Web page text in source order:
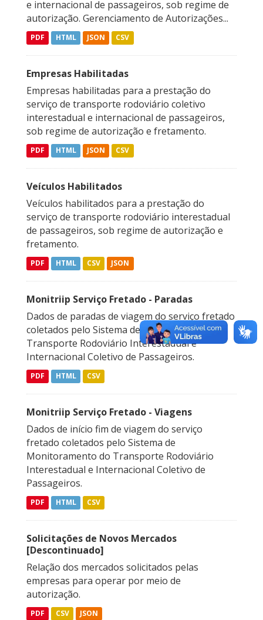
e internacional de passageiros, sob regime de
autorização. Gerenciamento de Autorizações...
PDF HTML JSON CSV
Empresas Habilitadas
Empresas habilitadas para a prestação do
serviço de transporte rodoviário coletivo
interestadual e internacional de passageiros,
sob regime de autorização e fretamento.
PDF HTML JSON CSV
Veículos Habilitados
Veículos habilitados para a prestação do
serviço de transporte rodoviário interestadual
de passageiros, sob regime de autorização e
fretamento.
PDF HTML CSV JSON
Monitriip Serviço Fretado - Paradas
Dados de paradas de viagem do serviço fretado
coletados pelo Sistema de Monitoramento do
Transporte Rodoviário Interestadual e
Internacional Coletivo de Passageiros.
PDF HTML CSV
Monitriip Serviço Fretado - Viagens
Dados de início fim de viagem do serviço
fretado coletados pelo Sistema de
Monitoramento do Transporte Rodoviário
Interestadual e Internacional Coletivo de
Passageiros.
PDF HTML CSV
Solicitações de Novos Mercados
[Descontinuado]
Relação dos mercados solicitados pelas
empresas para operar por meio de
autorização.
PDF CSV JSON